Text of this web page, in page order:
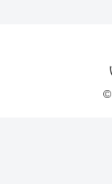
©